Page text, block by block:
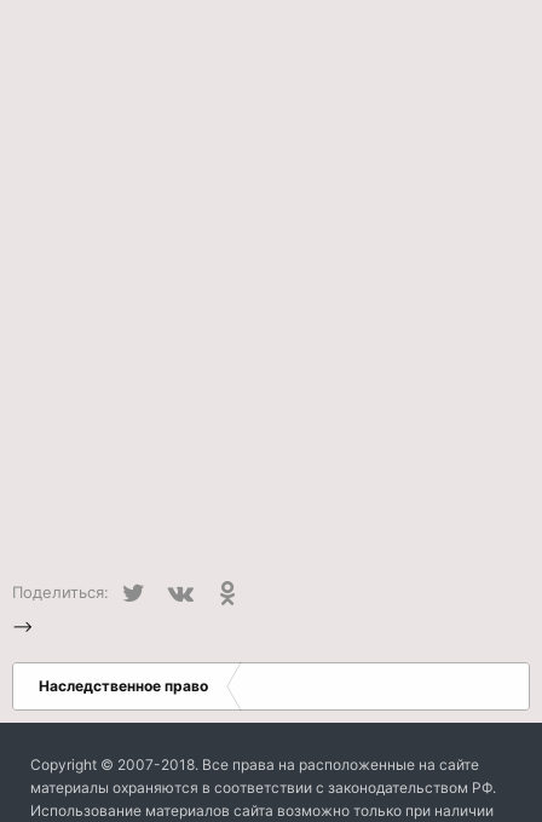
Поделиться: Twitter
-->
Наследственное право
Copyright © 2007-2018. Все права на расположенные на сайте
материалы охраняются в соответствии с законодательством РФ.
Использование материалов сайта возможно только при наличии